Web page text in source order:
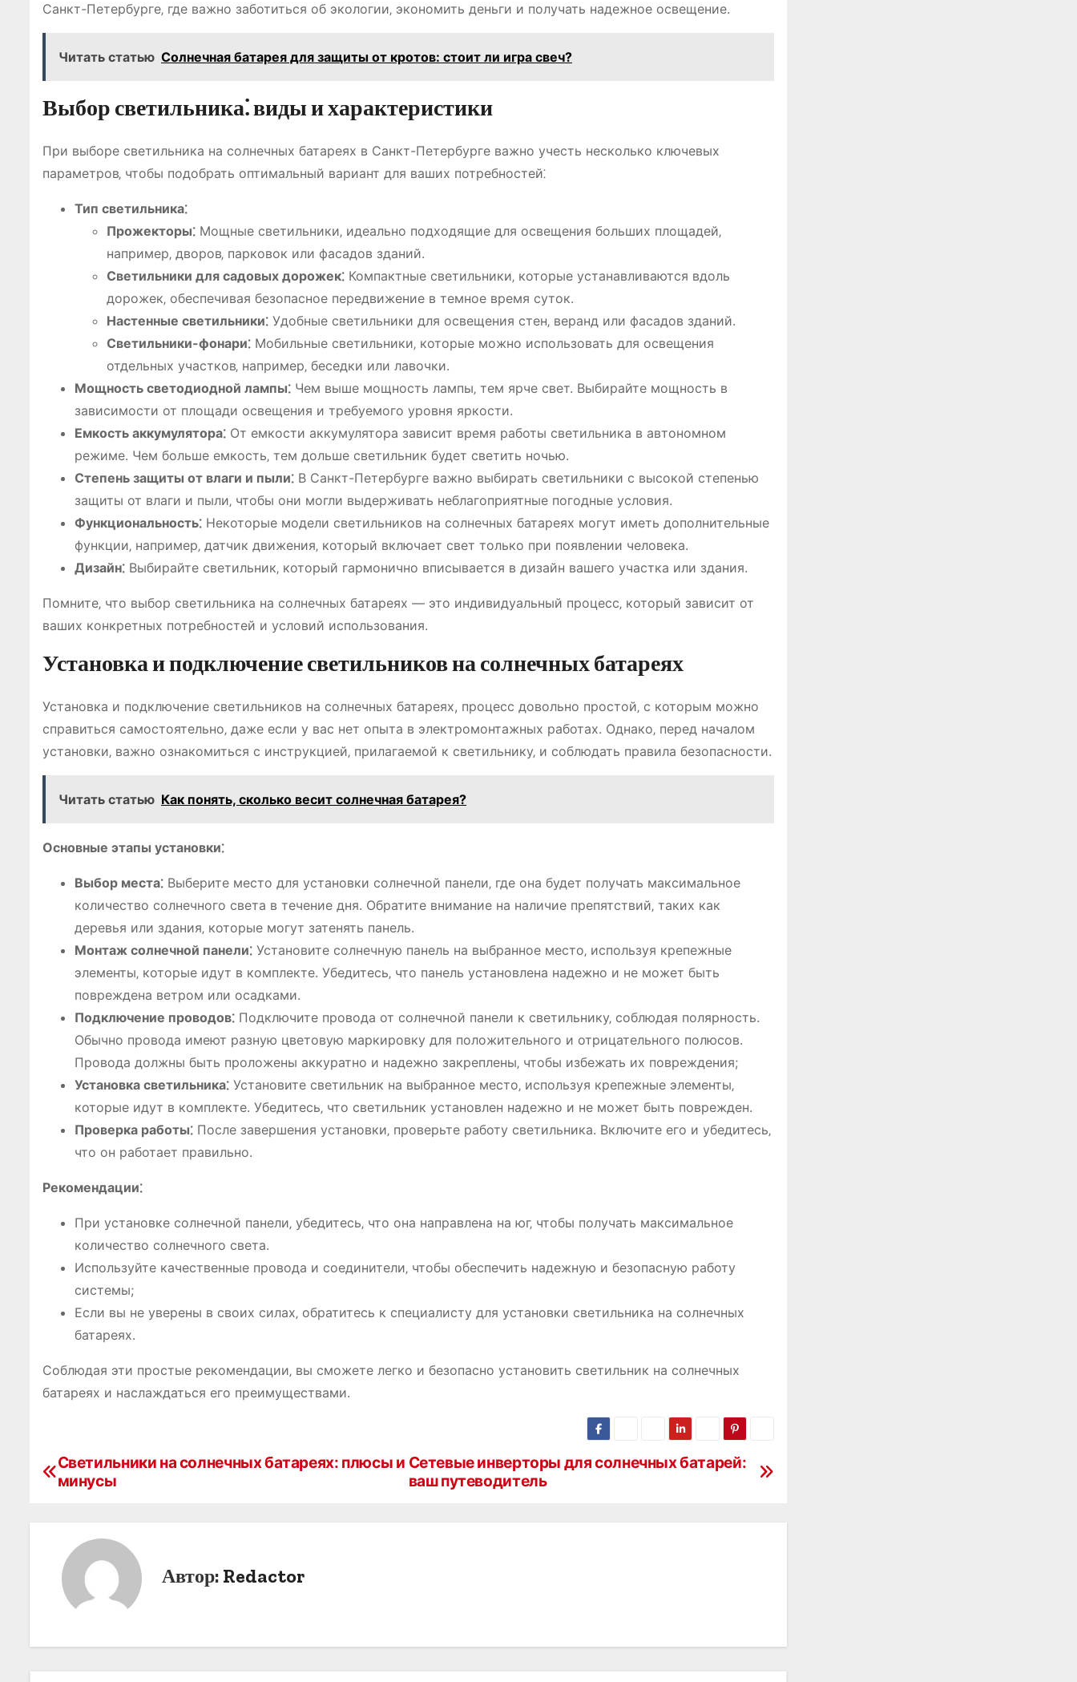
Санкт-Петербурге‚ где важно заботиться об экологии‚ экономить деньги и получать надежное освещение.
Читать статью Солнечная батарея для защиты от кротов: стоит ли игра свеч?
Выбор светильника⁚ виды и характеристики
При выборе светильника на солнечных батареях в Санкт-Петербурге важно учесть несколько ключевых
параметров‚ чтобы подобрать оптимальный вариант для ваших потребностей⁚
Тип светильника⁚
Прожекторы⁚ Мощные светильники‚ идеально подходящие для освещения больших площадей‚
например‚ дворов‚ парковок или фасадов зданий.
Светильники для садовых дорожек⁚ Компактные светильники‚ которые устанавливаются вдоль
дорожек‚ обеспечивая безопасное передвижение в темное время суток.
Настенные светильники⁚ Удобные светильники для освещения стен‚ веранд или фасадов зданий.
Светильники-фонари⁚ Мобильные светильники‚ которые можно использовать для освещения
отдельных участков‚ например‚ беседки или лавочки.
Мощность светодиодной лампы⁚ Чем выше мощность лампы‚ тем ярче свет. Выбирайте мощность в
зависимости от площади освещения и требуемого уровня яркости.
Емкость аккумулятора⁚ От емкости аккумулятора зависит время работы светильника в автономном
режиме. Чем больше емкость‚ тем дольше светильник будет светить ночью.
Степень защиты от влаги и пыли⁚ В Санкт-Петербурге важно выбирать светильники с высокой степенью
защиты от влаги и пыли‚ чтобы они могли выдерживать неблагоприятные погодные условия.
Функциональность⁚ Некоторые модели светильников на солнечных батареях могут иметь дополнительные
функции‚ например‚ датчик движения‚ который включает свет только при появлении человека.
Дизайн⁚ Выбирайте светильник‚ который гармонично вписывается в дизайн вашего участка или здания.
Помните‚ что выбор светильника на солнечных батареях — это индивидуальный процесс‚ который зависит от
ваших конкретных потребностей и условий использования.
Установка и подключение светильников на солнечных батареях
Установка и подключение светильников на солнечных батареях, процесс довольно простой‚ с которым можно
справиться самостоятельно‚ даже если у вас нет опыта в электромонтажных работах. Однако‚ перед началом
установки‚ важно ознакомиться с инструкцией‚ прилагаемой к светильнику‚ и соблюдать правила безопасности.
Читать статью Как понять, сколько весит солнечная батарея?
Основные этапы установки⁚
Выбор места⁚ Выберите место для установки солнечной панели‚ где она будет получать максимальное
количество солнечного света в течение дня. Обратите внимание на наличие препятствий‚ таких как
деревья или здания‚ которые могут затенять панель.
Монтаж солнечной панели⁚ Установите солнечную панель на выбранное место‚ используя крепежные
элементы‚ которые идут в комплекте. Убедитесь‚ что панель установлена ​​надежно и не может быть
повреждена ветром или осадками.
Подключение проводов⁚ Подключите провода от солнечной панели к светильнику‚ соблюдая полярность.
Обычно провода имеют разную цветовую маркировку для положительного и отрицательного полюсов.
Провода должны быть проложены аккуратно и надежно закреплены‚ чтобы избежать их повреждения;
Установка светильника⁚ Установите светильник на выбранное место‚ используя крепежные элементы‚
которые идут в комплекте. Убедитесь‚ что светильник установлен ​​надежно и не может быть поврежден.
Проверка работы⁚ После завершения установки‚ проверьте работу светильника. Включите его и убедитесь‚
что он работает правильно.
Рекомендации⁚
При установке солнечной панели‚ убедитесь‚ что она направлена ​​на юг‚ чтобы получать максимальное
количество солнечного света.
Используйте качественные провода и соединители‚ чтобы обеспечить надежную и безопасную работу
системы;
Если вы не уверены в своих силах‚ обратитесь к специалисту для установки светильника на солнечных
батареях.
Соблюдая эти простые рекомендации‚ вы сможете легко и безопасно установить светильник на солнечных
батареях и наслаждаться его преимуществами.
Н
Сетевые инверторы для солнечных батарей:
ваш путеводитель
Светильники на солнечных батареях: плюсы и
минусы
Автор: Redactor